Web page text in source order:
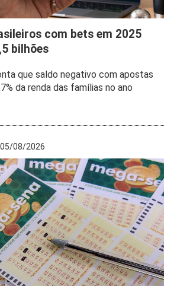
com bets em 2025
bilhões
que saldo negativo com apostas
da renda das famílias no ano
08/2026